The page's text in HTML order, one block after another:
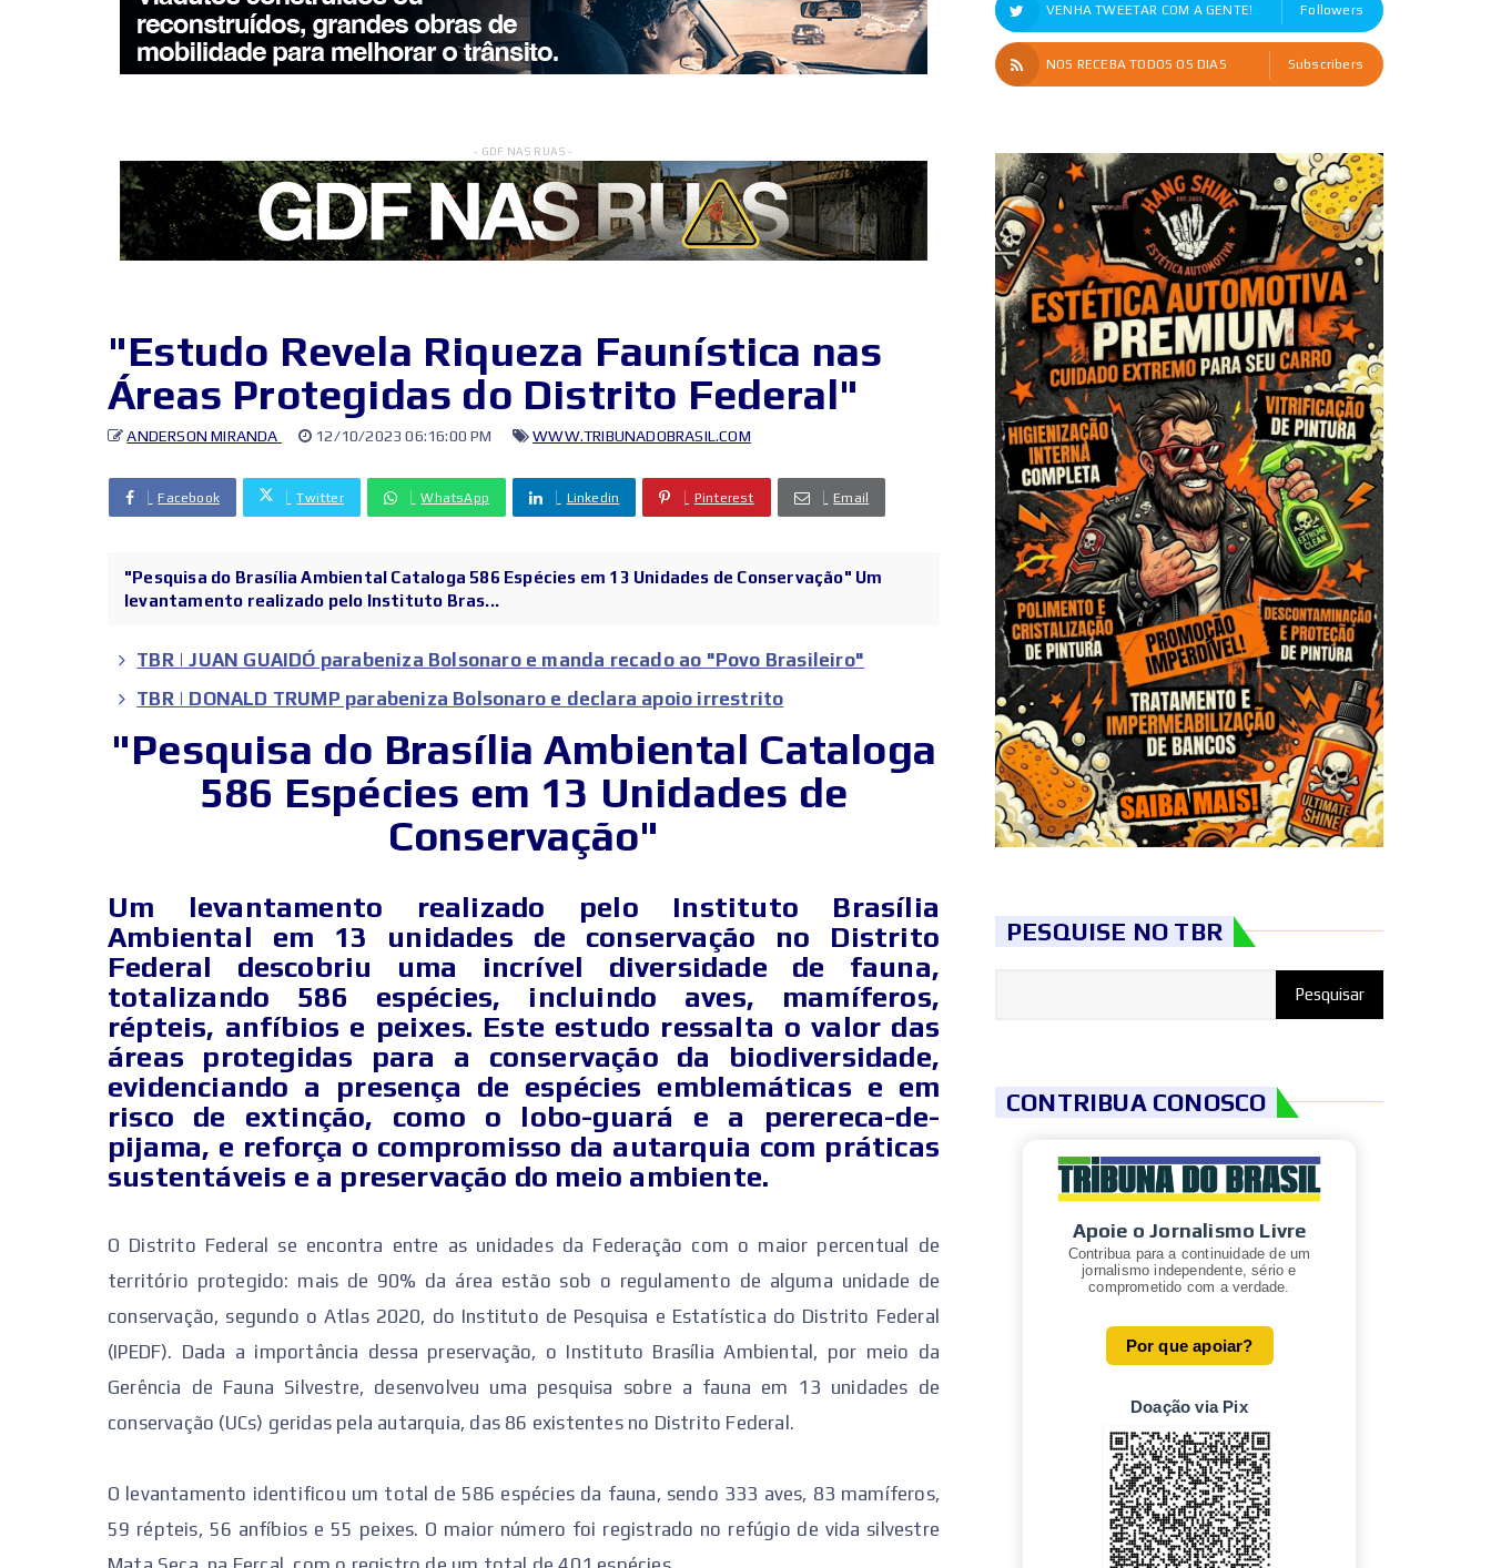
- GDF NAS RUAS -
"Estudo Revela Riqueza Faunística nas
Áreas Protegidas do Distrito Federal"
ANDERSON MIRANDA 12/10/2023 06:16:00 PM WWW.TRIBUNADOBRASIL.COM
Facebook Twitter WhatsApp Linkedin Pinterest Email
"Pesquisa do Brasília Ambiental Cataloga 586 Espécies em 13 Unidades de Conservação" Um
levantamento realizado pelo Instituto Bras...
TBR | JUAN GUAIDÓ parabeniza Bolsonaro e manda recado ao "Povo Brasileiro"
TBR | DONALD TRUMP parabeniza Bolsonaro e declara apoio irrestrito
"Pesquisa do Brasília Ambiental Cataloga
586 Espécies em 13 Unidades de
Conservação"
Um levantamento realizado pelo Instituto Brasília
Ambiental em 13 unidades de conservação no Distrito
Federal descobriu uma incrível diversidade de fauna,
totalizando 586 espécies, incluindo aves, mamíferos,
répteis, anfíbios e peixes. Este estudo ressalta o valor das
áreas protegidas para a conservação da biodiversidade,
evidenciando a presença de espécies emblemáticas e em
risco de extinção, como o lobo-guará e a perereca-de-
pijama, e reforça o compromisso da autarquia com práticas
sustentáveis e a preservação do meio ambiente.
O Distrito Federal se encontra entre as unidades da Federação com o maior percentual de
território protegido: mais de 90% da área estão sob o regulamento de alguma unidade de
conservação, segundo o Atlas 2020, do Instituto de Pesquisa e Estatística do Distrito Federal
(IPEDF). Dada a importância dessa preservação, o Instituto Brasília Ambiental, por meio da
Gerência de Fauna Silvestre, desenvolveu uma pesquisa sobre a fauna em 13 unidades de
conservação (UCs) geridas pela autarquia, das 86 existentes no Distrito Federal.
O levantamento identificou um total de 586 espécies da fauna, sendo 333 aves, 83 mamíferos,
59 répteis, 56 anfíbios e 55 peixes. O maior número foi registrado no refúgio de vida silvestre
VENHA TWEETAR COM A GENTE! Followers
NOS RECEBA TODOS OS DIAS Subscribers
PESQUISE NO TBR
CONTRIBUA CONOSCO
Apoie o Jornalismo Livre
Contribua para a continuidade de um
jornalismo independente, sério e
comprometido com a verdade.
Por que apoiar?
Doação via Pix